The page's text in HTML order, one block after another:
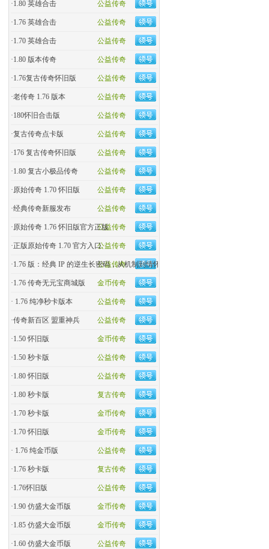
公益传奇
·1.80 英雄合击
公益传奇
·1.76 英雄合击
公益传奇
·1.70 英雄合击
公益传奇
·1.80 版本传奇
公益传奇
·1.76复古传奇怀旧版
公益传奇
·老传奇 1.76 版本
公益传奇
·180怀旧合击版
公益传奇
·复古传奇点卡版
公益传奇
·176 复古传奇怀旧版
公益传奇
·1.80 复古小极品传奇
公益传奇
·原始传奇 1.70 怀旧版
公益传奇
·经典传奇新服发布
公益传奇
·原始传奇 1.76 怀旧版官方正版
公益传奇
·正版原始传奇 1.70 官方入口
公益传奇
·1.76 版：经典 IP 的逆生长密码，从机制到情怀的全民�
金币传奇
·1.76 传奇无元宝商城版
公益传奇
· 1.76 纯净秒卡版本
公益传奇
·传奇新百区 盟重神兵
金币传奇
·1.50 怀旧版
公益传奇
·1.50 秒卡版
公益传奇
·1.80 怀旧版
复古传奇
·1.80 秒卡版
金币传奇
·1.70 秒卡版
金币传奇
·1.70 怀旧版
公益传奇
· 1.76 纯金币版
复古传奇
·1.76 秒卡版
公益传奇
·1.76怀旧版
金币传奇
·1.90 仿盛大金币版
金币传奇
·1.85 仿盛大金币版
公益传奇
·1.60 仿盛大金币版